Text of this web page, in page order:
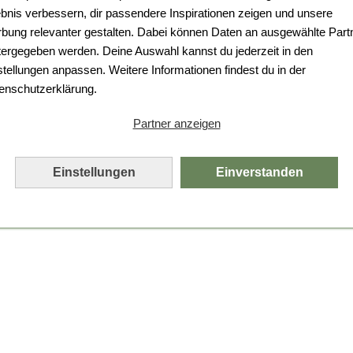
verbessern, dir passendere Inspirationen zeigen und unsere
relevanter gestalten. Dabei können Daten an ausgewählte
werden. Deine Auswahl kannst du jederzeit in den
anpassen. Weitere Informationen findest du in der
Partner anzeigen
Einstellungen Einverstanden
Da ist etwas schiefgelaufen.
Leider ist ein technischer Fehler aufgetreten.
Bitte laden Sie die Seite neu.